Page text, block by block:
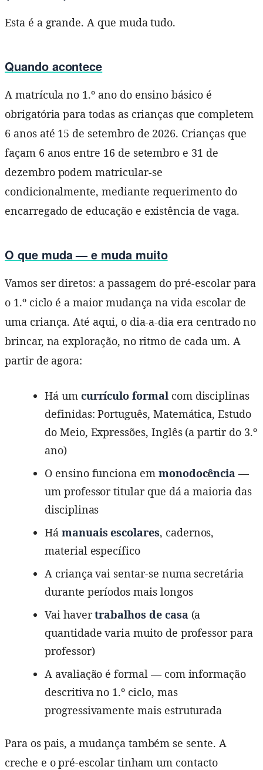
Esta é a grande. A que muda tudo.
Quando acontece
A matrícula no 1.º ano do ensino básico é
obrigatória para todas as crianças que completem
6 anos até 15 de setembro de 2026. Crianças que
façam 6 anos entre 16 de setembro e 31 de
dezembro podem matricular-se
condicionalmente, mediante requerimento do
encarregado de educação e existência de vaga.
O que muda — e muda muito
Vamos ser diretos: a passagem do pré-escolar para
o 1.º ciclo é a maior mudança na vida escolar de
uma criança. Até aqui, o dia-a-dia era centrado no
brincar, na exploração, no ritmo de cada um. A
partir de agora:
Há um currículo formalcom disciplinas
definidas: Português, Matemática, Estudo
do Meio, Expressões, Inglês (a partir do 3.º
ano)
O ensino funciona em monodocência —
um professor titular que dá a maioria das
disciplinas
Há manuais escolares, cadernos,
material específico
A criança vai sentar-se numa secretária
durante períodos mais longos
Vai havertrabalhos de casa(a
quantidade varia muito de professor para
professor)
A avaliação é formal — com informação
descritiva no 1.º ciclo, mas
progressivamente mais estruturada
Para os pais, a mudança também se sente. A
creche e o pré-escolar tinham um contacto